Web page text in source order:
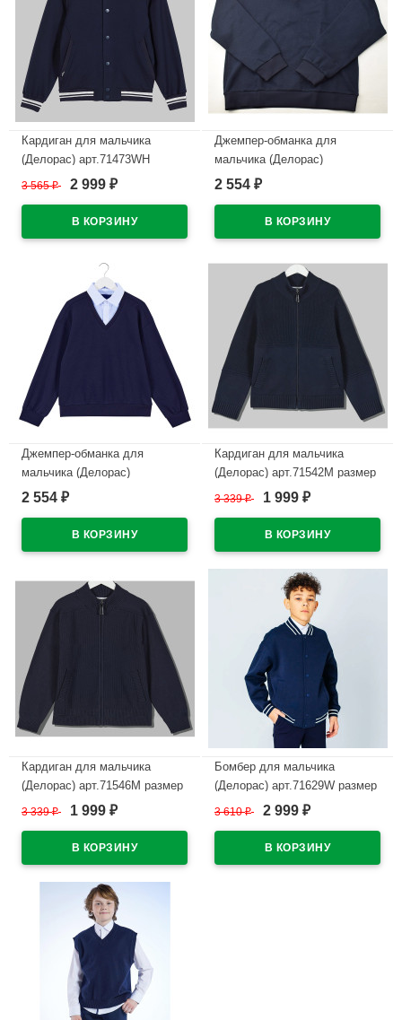
Кардиган для мальчика
(Делорас) арт.71473WH
размер 34/134-44/164 цвет
3 565₽ 2 999 ₽
Джемпер-обманка для
мальчика (Делорас)
арт.71650G размер 34/134-
белый ворот
2 554 ₽
Джемпер-обманка для
мальчика (Делорас)
арт.71650G размер 34/134-
голубой ворот
2 554 ₽
Кардиган для мальчика
(Делорас) арт.71542M размер
34/134-44/164 цвет синий
3 339₽ 1 999 ₽
Кардиган для мальчика
(Делорас) арт.71546M размер
34/134-44/164 цвет синий
3 339₽ 1 999 ₽
Бомбер для мальчика
(Делорас) арт.71629W размер
34/134-44/164 цвет синий
3 610₽ 2 999 ₽